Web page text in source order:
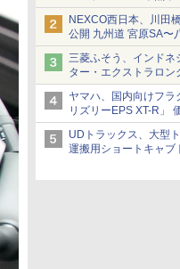
を紹介
NEXCO西日本、川田
公開 九州道 宮原SA〜
車両を通行可能に
三菱ふそう、インドネ
ター・エクストラロン
ックベースの観光・旅
ヤマハ、国内向けフ
リズリーEPS XT-R」
UDトラックス、大型
運搬用ショートキャブ